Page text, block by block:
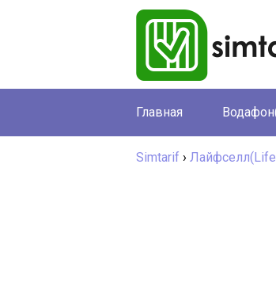
Главная
Simtarif ›